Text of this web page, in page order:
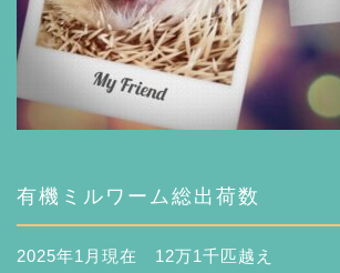
有機ミルワーム総出荷数
2025年1月現在 12万1千匹越え